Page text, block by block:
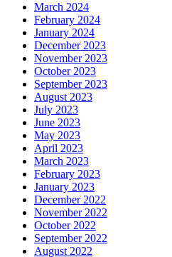
March 2024
February 2024
January 2024
December 2023
November 2023
October 2023
September 2023
August 2023
July 2023
June 2023
May 2023
April 2023
March 2023
February 2023
January 2023
December 2022
November 2022
October 2022
September 2022
August 2022